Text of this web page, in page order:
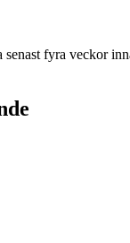
senast fyra veckor